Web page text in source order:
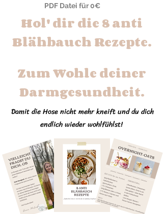
PDF Datei für 0€
Hol' dir die 8 anti
Blähbauch Rezepte.
Zum Wohle deiner
Darmgesundheit.
Damit die Hose nicht mehr kneift und du dich
endlich wieder wohlfühlst!